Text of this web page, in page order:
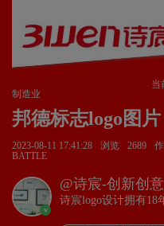
当
制造业
邦德标志logo图片
2023-08-11 17:41:28 浏览 2689
BATTLE
v
@诗宸-创新创
诗宸logo设计拥有18